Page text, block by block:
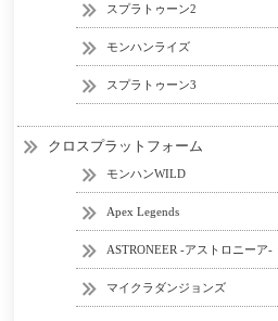
スプラトゥーン2
モンハンライズ
スプラトゥーン3
クロスプラットフォーム
モンハンWILD
Apex Legends
ASTRONEER -アストロニーア-
マイクラダンジョンズ